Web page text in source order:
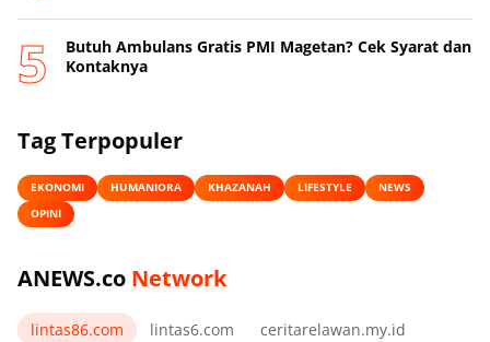
Butuh Ambulans Gratis PMI Magetan? Cek Syarat dan
Kontaknya
Tag Terpopuler
EKONOMI HUMANIORA KHAZANAH LIFESTYLE
NEWS
OPINI
ANEWS.co Network
lintas86.com lintas6.com ceritarelawan.my.id